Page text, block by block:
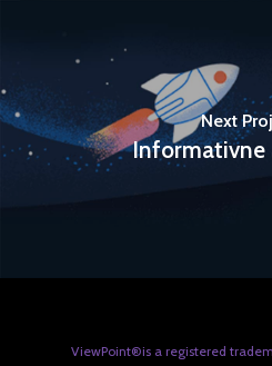
Next
Informativne
ViewPoint®is a registered